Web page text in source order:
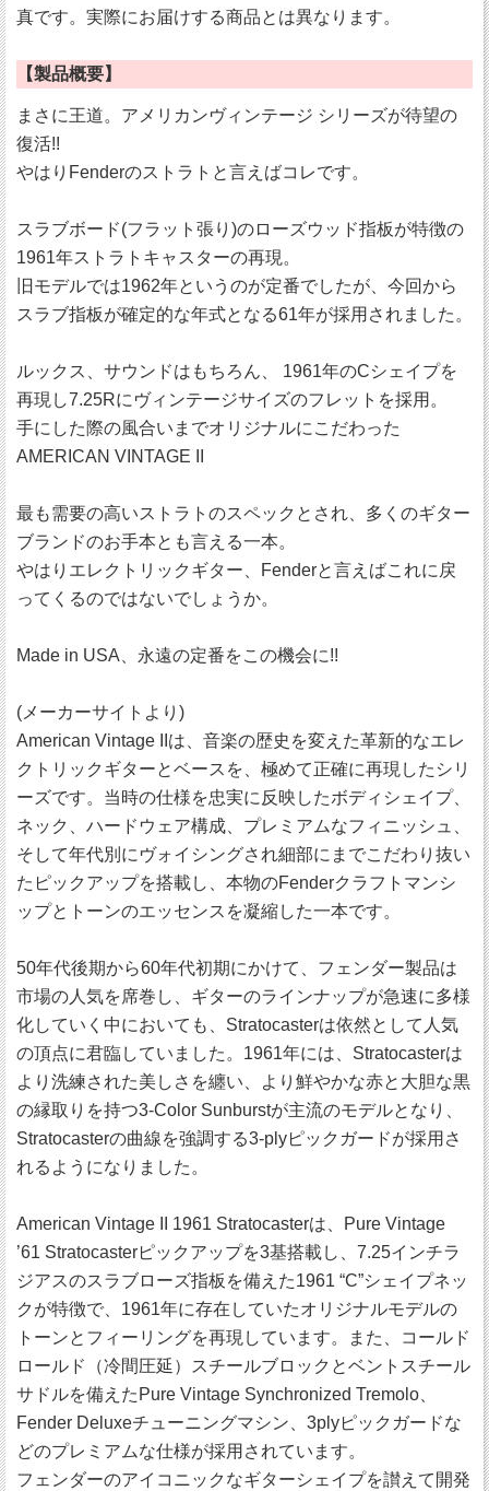
真です。実際にお届けする商品とは異なります。
【製品概要】
まさに王道。アメリカンヴィンテージ シリーズが待望の
復活!!
やはりFenderのストラトと言えばコレです。
スラブボード(フラット張り)のローズウッド指板が特徴の
1961年ストラトキャスターの再現。
旧モデルでは1962年というのが定番でしたが、今回から
スラブ指板が確定的な年式となる61年が採用されました。
ルックス、サウンドはもちろん、 1961年のCシェイプを
再現し7.25Rにヴィンテージサイズのフレットを採用。
手にした際の風合いまでオリジナルにこだわった
AMERICAN VINTAGE II
最も需要の高いストラトのスペックとされ、多くのギター
ブランドのお手本とも言える一本。
やはりエレクトリックギター、Fenderと言えばこれに戻
ってくるのではないでしょうか。
Made in USA、永遠の定番をこの機会に!!
(メーカーサイトより)
American Vintage IIは、音楽の歴史を変えた革新的なエレ
クトリックギターとベースを、極めて正確に再現したシリ
ーズです。当時の仕様を忠実に反映したボディシェイプ、
ネック、ハードウェア構成、プレミアムなフィニッシュ、
そして年代別にヴォイシングされ細部にまでこだわり抜い
たピックアップを搭載し、本物のFenderクラフトマンシ
ップとトーンのエッセンスを凝縮した一本です。
50年代後期から60年代初期にかけて、フェンダー製品は
市場の人気を席巻し、ギターのラインナップが急速に多様
化していく中においても、Stratocasterは依然として人気
の頂点に君臨していました。1961年には、Stratocasterは
より洗練された美しさを纏い、より鮮やかな赤と大胆な黒
の縁取りを持つ3-Color Sunburstが主流のモデルとなり、
Stratocasterの曲線を強調する3-plyピックガードが採用さ
れるようになりました。
American Vintage II 1961 Stratocasterは、Pure Vintage
’61 Stratocasterピックアップを3基搭載し、7.25インチラ
ジアスのスラブローズ指板を備えた1961 “C”シェイプネッ
クが特徴で、1961年に存在していたオリジナルモデルの
トーンとフィーリングを再現しています。また、コールド
ロールド（冷間圧延）スチールブロックとベントスチール
サドルを備えたPure Vintage Synchronized Tremolo、
Fender Deluxeチューニングマシン、3plyピックガードな
どのプレミアムな仕様が採用されています。
フェンダーのアイコニックなギターシェイプを讃えて開発